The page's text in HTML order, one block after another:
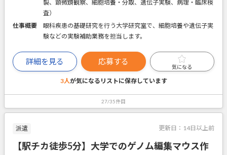
製、顕微鏡観察、細胞培養・分取、遺伝子実験、病理・臨床検
査）
仕事概要
眼科疾患の基礎研究を行う大学研究室で、細胞培養や遺伝子実
験などの実験補助業務を担当します。
詳細を見る 応募する
気になる
3人が気になるリストに保存しています
27/35件目
派遣 更新日： 14日以上前
【駅チカ徒歩5分】大学でのゲノム編集マウス作